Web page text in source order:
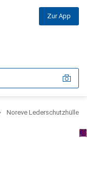
Zur App
Noreve Lederschutzhülle